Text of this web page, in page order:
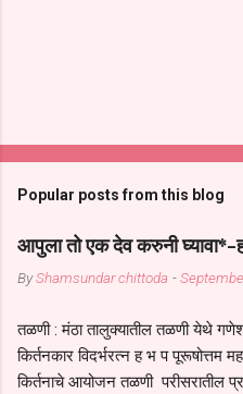
Popular posts from this blog
आपुला तो एक देव करुनी घ्यावा*-
ByShamsundar chittoda -
तळणी : मंठा तालुक्यातील तळणी येथे
किर्तनकार विदर्भरत्न ह भ प पूरूषोत्तम
किर्तनाचे आयोजन तळणी परीसरातील